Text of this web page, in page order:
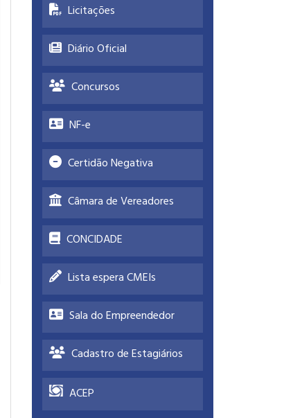
Licitações
Diário Oficial
Concursos
NF-e
Certidão Negativa
Câmara de Vereadores
CONCIDADE
Lista espera CMEIs
Sala do Empreendedor
Cadastro de Estagiários
ACEP